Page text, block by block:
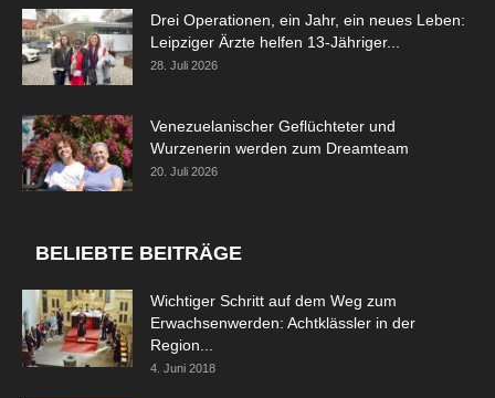
Drei Operationen, ein Jahr, ein neues Leben:
Leipziger Ärzte helfen 13-Jähriger...
28. Juli 2026
Venezuelanischer Geflüchteter und
Wurzenerin werden zum Dreamteam
20. Juli 2026
BELIEBTE BEITRÄGE
Wichtiger Schritt auf dem Weg zum
Erwachsenwerden: Achtklässler in der
Region...
4. Juni 2018